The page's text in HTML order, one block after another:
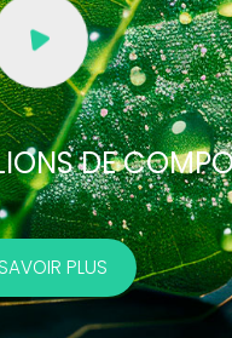
DE
PLUS